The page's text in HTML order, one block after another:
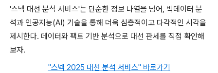
'스넥 대선 분석 서비스'는 단순한 정보 나열을 넘어, 빅데이터 분
석과 인공지능(AI) 기술을 통해 더욱 심층적이고 다각적인 시각을
제시한다. 데이터와 팩트 기반 분석으로 대선 판세를 직접 확인해
보자.
"스넥 2025 대선 분석 서비스" 바로가기